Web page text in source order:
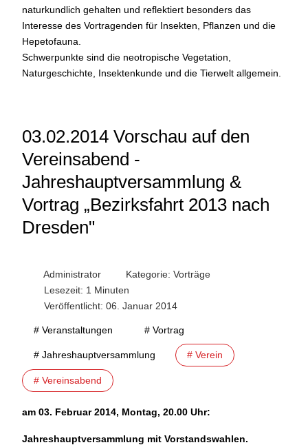
naturkundlich gehalten und reflektiert besonders das
Interesse des Vortragenden für Insekten, Pflanzen und die
Hepetofauna.
Schwerpunkte sind die neotropische Vegetation,
Naturgeschichte, Insektenkunde und die Tierwelt allgemein.
03.02.2014 Vorschau auf den
Vereinsabend -
Jahreshauptversammlung &
Vortrag „Bezirksfahrt 2013 nach
Dresden"
Administrator Kategorie: Vorträge
Lesezeit: 1 Minuten
Veröffentlicht: 06. Januar 2014
# Veranstaltungen # Vortrag
# Jahreshauptversammlung # Verein
# Vereinsabend
am 03. Februar 2014, Montag, 20.00 Uhr:
Jahreshauptversammlung mit Vorstandswahlen.